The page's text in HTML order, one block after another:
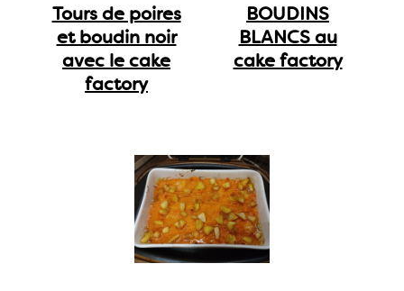
Tours de poires
et boudin noir
avec le cake
factory
BOUDINS
BLANCS au
cake factory